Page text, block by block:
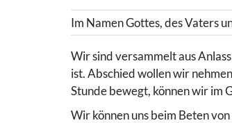
Im Namen Gottes, des Vaters
Wir sind versammelt aus
ist. Abschied wollen wir
Stunde bewegt, können wir im
Wir können uns beim Beten